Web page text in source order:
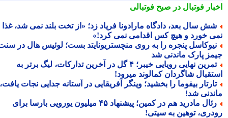
فوتبال در صبح فوتبالی
سال بعد، دادگاه مارادونا فریاد زد؛ «از تخت بلند نمی شد، غذا
خورد و هیچ کس اقدامی نمی کرد!»
پنجره را به روی منچستریونایتد بست؛ لوئیس هال در سنت
پارک ماندنی شد
تمرین نهایی رویایی خیبر؛ ۴ گل در آخرین تدارکات، لیگ برتر به
شاگردان کمالوند میرود!
بیفوما را بخشید؛ وینگر آفریقایی در آستانه جدایی نجات یافت،
شد!
رئال مادرید هم در کمین؛ پیشنهاد ۴۵ میلیون یورویی بارسا برای
توهین به سیتی!